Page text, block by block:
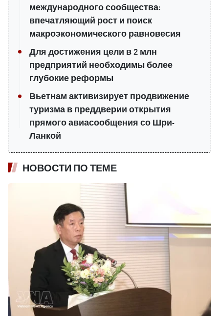
международного сообщества:
впечатляющий рост и поиск
макроэкономического равновесия
Для достижения цели в 2 млн
предприятий необходимы более
глубокие реформы
Вьетнам активизирует продвижение
туризма в преддверии открытия
прямого авиасообщения со Шри-
Ланкой
НОВОСТИ ПО ТЕМЕ